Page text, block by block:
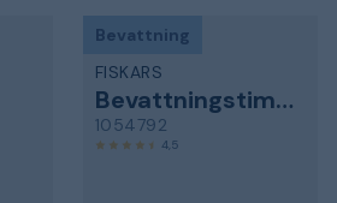
Bevattning
FISKARS
Bevattningstimer
1054792
4,5